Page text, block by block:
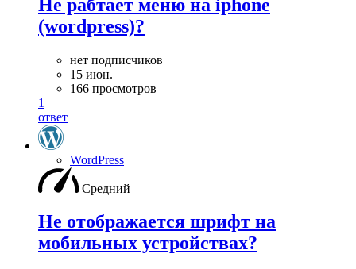
Не рабтает меню на iphone
(wordpress)?
нет подписчиков
15 июн.
166 просмотров
1
ответ
WordPress
Средний
Не отображается шрифт на
мобильных устройствах?